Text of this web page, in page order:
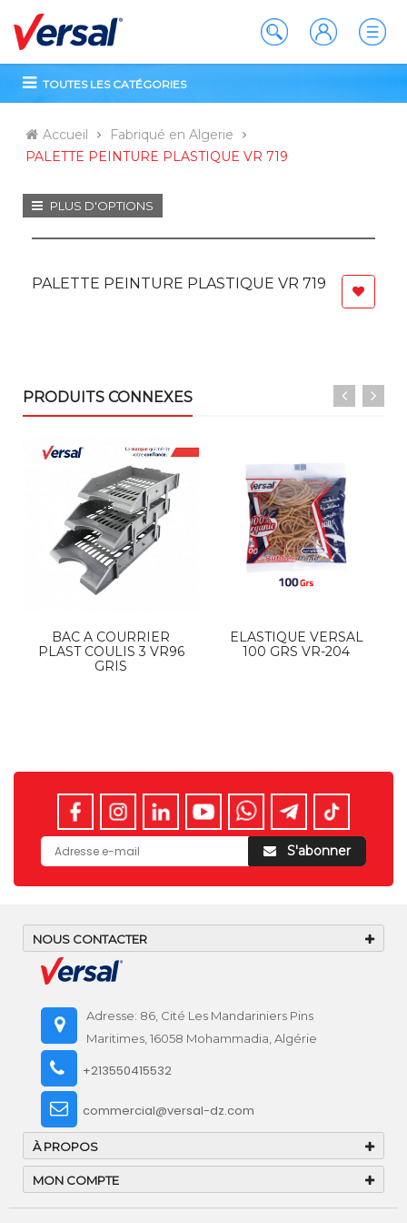
TOUTES LES CATÉGORIES
Accueil
Fabriqué en Algerie
PALETTE PEINTURE PLASTIQUE VR 719
STYLO
VERSAL LUX
PROMAX
ROUGE VR
893
STYLO
VERSAL LUX
PROMAX
VERT VR 892
PLUS D'OPTIONS
PALETTE PEINTURE PLASTIQUE VR 719
PRODUITS CONNEXES
BAC A COURRIER
PLAST COULIS 3 VR96
GRIS
ELASTIQUE VERSAL
100 GRS VR-204
S'abonner
NOUS CONTACTER
Adresse: 86, Cité Les Mandariniers Pins
Maritimes, 16058 Mohammadia, Algérie
+213550415532
commercial@versal-dz.com
À PROPOS
MON COMPTE